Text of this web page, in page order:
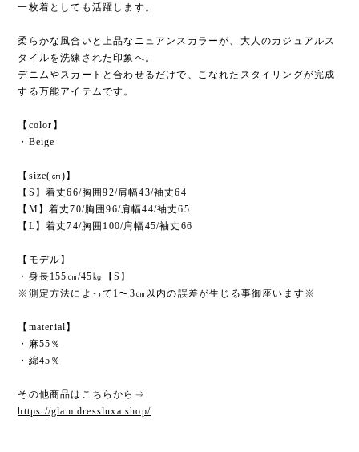
一枚着としても活躍します。
柔らかな風合いと上品なニュアンスカラーが、大人のカジュアルス
タイルを洗練された印象へ。
デニムやスカートと合わせるだけで、こなれたスタイリングが完成
する万能アイテムです。
【color】
・Beige
【size(㎝)】
【S】着丈66/胸囲92/肩幅43/袖丈64
【M】着丈70/胸囲96/肩幅44/袖丈65
【L】着丈74/胸囲100/肩幅45/袖丈66
【モデル】
・身長155㎝/45㎏【S】
※測定方法によって1〜3㎝以内の誤差が生じる事御座います※
【material】
・麻55％
・綿45％
その他商品はこちらから⇒
https://glam.dressluxa.shop/